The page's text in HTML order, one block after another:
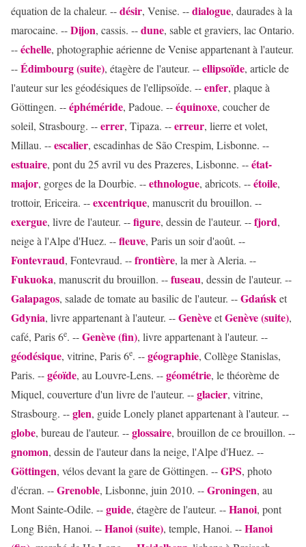
équation de la chaleur. --désir, Venise. --dialogue, daurades à la
marocaine. --Dijon, cassis. --dune, sable et graviers, lac Ontario.
--échelle, photographie aérienne de Venise appartenant à l'auteur.
--Édimbourg (suite), étagère de l'auteur. --ellipsoïde, article de
l'auteur sur les géodésiques de l'ellipsoïde. --enfer, plaque à
Göttingen. --éphéméride, Padoue. --équinoxe, coucher de
soleil, Strasbourg. --errer, Tipaza. --erreur, lierre et volet,
Millau. --escalier, escadinhas de São Crespim, Lisbonne. --
estuaire, pont du 25 avril vu des Prazeres, Lisbonne. --état-
major, gorges de la Dourbie. --ethnologue, abricots. --étoile,
trottoir, Ericeira. --excentrique, manuscrit du brouillon. --
exergue, livre de l'auteur. --figure, dessin de l'auteur. --fjord,
neige à l'Alpe d'Huez. --fleuve, Paris un soir d'août. --
Fontevraud, Fontevraud. --frontière, la mer à Aleria. --
Fukuoka, manuscrit du brouillon. --fuseau, dessin de l'auteur. --
Galapagos, salade de tomate au basilic de l'auteur. --Gdańsket
Gdynia, livre appartenant à l'auteur. --GenèveetGenève (suite),
café, Paris 6e. --Genève (fin), livre appartenant à l'auteur. --
géodésique, vitrine, Paris 6e. --géographie, Collège Stanislas,
Paris. --géoïde, au Louvre-Lens. --géométrie, le théorème de
Miquel, couverture d'un livre de l'auteur. --glacier, vitrine,
Strasbourg. --glen, guide Lonely planet appartenant à l'auteur. --
globe, bureau de l'auteur. --glossaire, brouillon de ce brouillon. --
gnomon, dessin de l'auteur dans la neige, l'Alpe d'Huez. --
Göttingen, vélos devant la gare de Göttingen. --GPS, photo
d'écran. --Grenoble, Lisbonne, juin 2010. --Groningen, au
Mont Sainte-Odile. --guide, étagère de l'auteur. --Hanoi, pont
Long Biên, Hanoi. --Hanoi (suite), temple, Hanoi. --Hanoi